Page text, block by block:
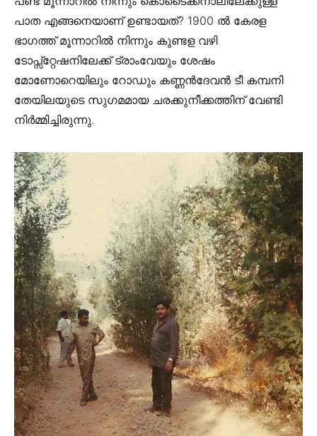
പാത എങ്ങനെയാണ് ഉണ്ടായത്? 1900 ൽ കേരള
ഭാഗത്ത് മൂന്നാറിൽ നിന്നും കുണ്ടള വഴി
ടോപ്സ്റ്റേഷനിലേക്ക് ട്രാംവേയും ശേഷം
മോണോറെയിലും റോഡും കണ്ണൻദേവൻ ടീ കമ്പനി
തേയിലയുടെ സുഗമമായ ചരക്കുനീക്കത്തിന് വേണ്ടി
നിർമ്മിച്ചിരുന്നു.